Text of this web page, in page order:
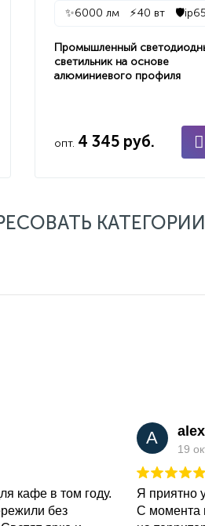
✨6000 лм ⚡40 вт 🛡️ip65
Промышленный
светильник на основе
алюминиевого профиля
опт. 4 345 руб.
КАТЕГОРИИ
кафе в том году.
без
A
19
Я приятно
С момента